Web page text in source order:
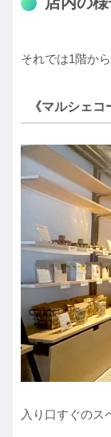
それでは1階か
《マルシェコ
入り口すぐのス